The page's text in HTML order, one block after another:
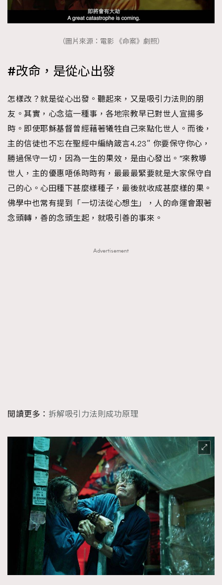
（圖片來源：電影 《命案》劇照）
#改命，是從心出發
怎樣改？就是從心出發。聽起來，又是吸引力法則的朋
友。其實，心念這一種事，各地宗教早已對世人宣揚多
時。即使耶穌基督曾經藉著犧牲自己來點化世人。而後，
主的信徒也不忘在聖經中編納箴言4.23″ 你要保守你心，
勝過保守一切，因為一生的果效，是由心發出。”來教導
世人，主的優惠唔係時時有，最最最緊要就是大家保守自
己的心。心田種下甚麼樣種子，最後就收成甚麼樣的果。
佛學中也常有提到「一切法從心想生」，人的命運會跟著
念頭轉，善的念頭生起，就吸引善的事來。
Advertisement
閲讀更多： 拆解吸引力法則成功原理